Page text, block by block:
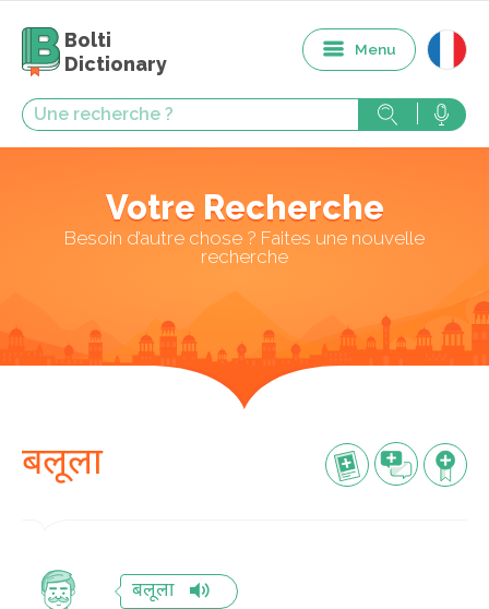
Bolti
Dictionary
Menu
Votre Recherche
Besoin d’autre chose ? Faites une nouvelle
recherche
बलूला
बलूला